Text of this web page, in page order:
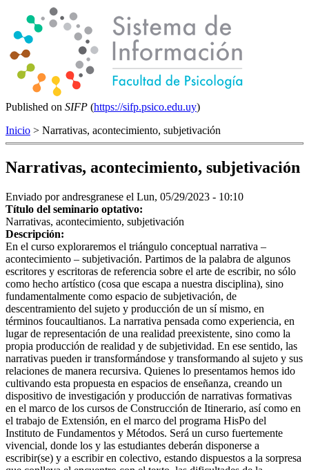
Published on SIFP (https://sifp.psico.edu.uy)
Inicio > Narrativas, acontecimiento, subjetivación
Narrativas, acontecimiento, subjetivación
Enviado porandresgranese el Lun, 05/29/2023 - 10:10
Título del seminario optativo:
Narrativas, acontecimiento, subjetivación
Descripción:
En el curso exploraremos el triángulo conceptual narrativa –
acontecimiento – subjetivación. Partimos de la palabra de algunos
escritores y escritoras de referencia sobre el arte de escribir, no sólo
como hecho artístico (cosa que escapa a nuestra disciplina), sino
fundamentalmente como espacio de subjetivación, de
descentramiento del sujeto y producción de un sí mismo, en
términos foucaultianos. La narrativa pensada como experiencia, en
lugar de representación de una realidad preexistente, sino como la
propia producción de realidad y de subjetividad. En ese sentido, las
narrativas pueden ir transformándose y transformando al sujeto y sus
relaciones de manera recursiva. Quienes lo presentamos hemos ido
cultivando esta propuesta en espacios de enseñanza, creando un
dispositivo de investigación y producción de narrativas formativas
en el marco de los cursos de Construcción de Itinerario, así como en
el trabajo de Extensión, en el marco del programa HisPo del
Instituto de Fundamentos y Métodos. Será un curso fuertemente
vivencial, donde los y las estudiantes deberán disponerse a
escribir(se) y a escribir en colectivo, estando dispuestos a la sorpresa